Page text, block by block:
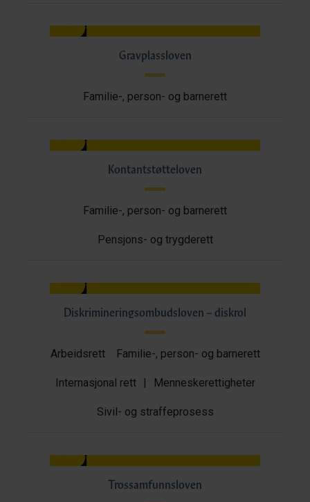
Gravplassloven
Familie-, person- og barnerett
Kontantstøtteloven
Familie-, person- og barnerett
Pensjons- og trygderett
Diskrimineringsombudsloven – diskrol
Arbeidsrett Familie-, person- og barnerett
Internasjonal rett | Menneskerettigheter
Sivil- og straffeprosess
Trossamfunnsloven